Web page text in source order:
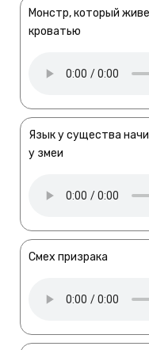
Монстр, который
кроватью
Язык у существа
у змеи
Смех призрака